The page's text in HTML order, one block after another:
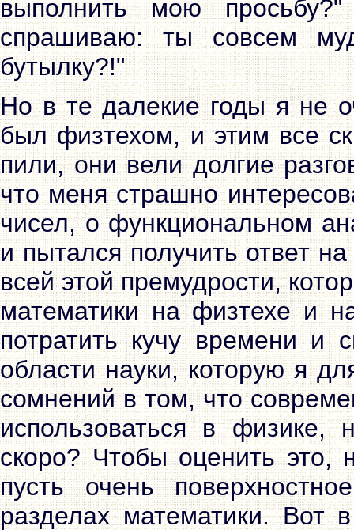
выполнить мою
спрашиваю: ты совсем
бутылку?!"
Но в те далекие годы я не
был физтехом, и этим все
пили, они вели долгие
что меня страшно
чисел, о функциональном
и пытался получить ответ
всей этой премудрости,
математики на физтехе и
потратить кучу времени и
области науки, которую я
сомнений в том, что
использоваться в
скоро? Чтобы оценить это,
пусть очень
разделах математики.